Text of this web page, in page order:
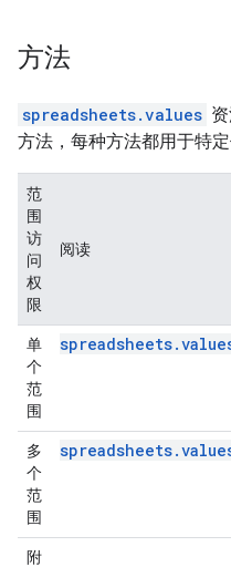
方法
spreadsheets.values
方法，每种方法都用于特定
范
围
访
问
权
限
阅读
单
个
范
围
多
个
范
围
附